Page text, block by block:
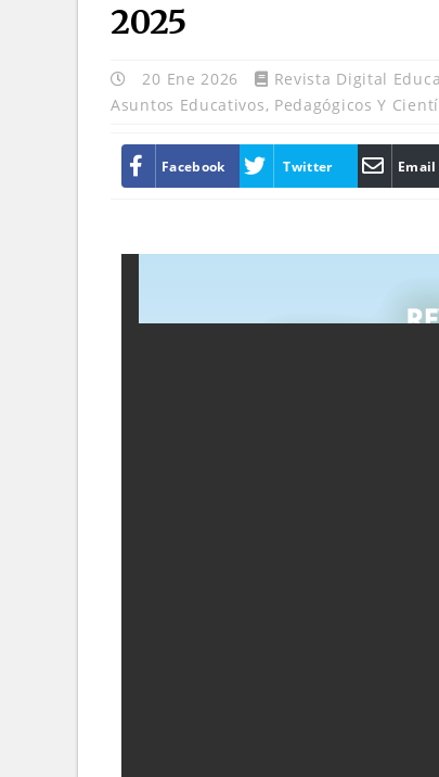
2025
20 Ene 2026 Revista Digital
Asuntos Educativos, Pedagógicos Y
Facebook Twitter Email